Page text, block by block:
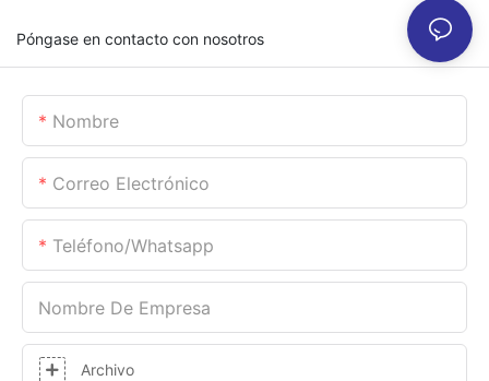
Póngase en contacto con nosotros
Nombre
Correo Electrónico
Teléfono/whatsapp
Nombre De Empresa
Archivo